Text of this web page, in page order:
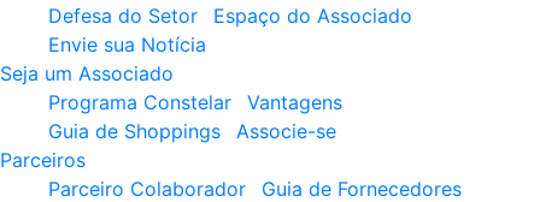
Defesa do Setor
Espaço do Associado
Envie sua Notícia
Seja um Associado
Programa Constelar
Vantagens
Guia de Shoppings
Associe-se
Parceiros
Parceiro Colaborador
Guia de Fornecedores